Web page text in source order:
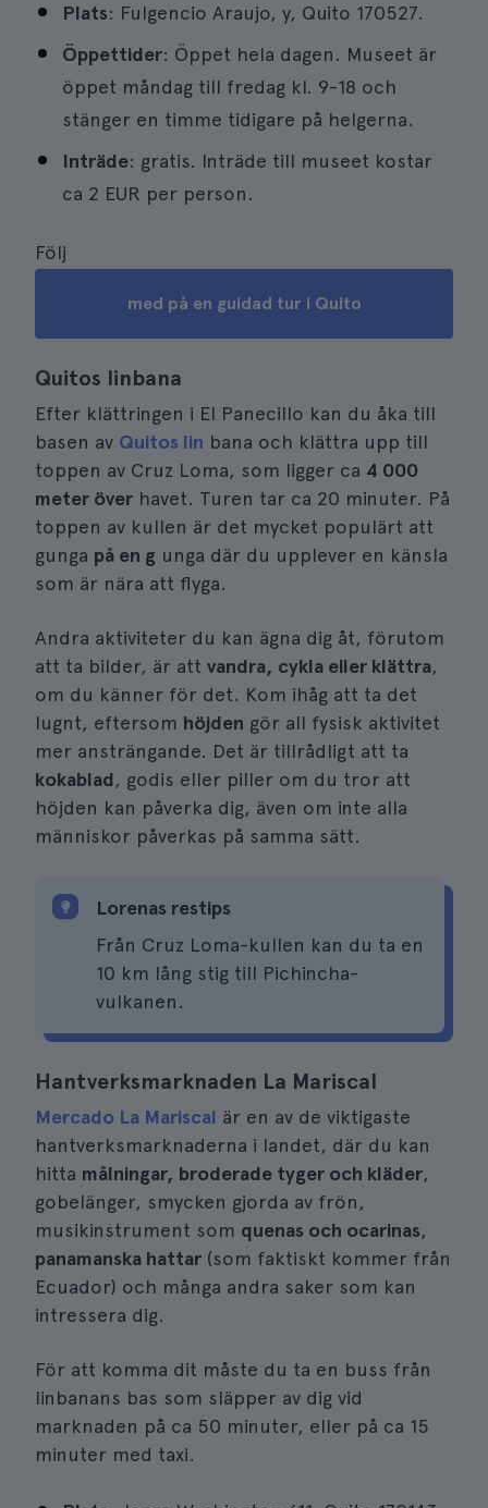
Plats: Fulgencio Araujo, y, Quito 170527.
Öppettider: Öppet hela dagen. Museet är
öppet måndag till fredag kl. 9-18 och
stänger en timme tidigare på helgerna.
Inträde: gratis. Inträde till museet kostar
ca 2 EUR per person.
Följ
med på en guidad tur i Quito
Quitos linbana
Efter klättringen i El Panecillo kan du åka till
basen av Quitos lin bana och klättra upp till
toppen av Cruz Loma, som ligger ca 4 000
meter över havet. Turen tar ca 20 minuter. På
toppen av kullen är det mycket populärt att
gunga på en g unga där du upplever en känsla
som är nära att flyga.
Andra aktiviteter du kan ägna dig åt, förutom
att ta bilder, är att vandra, cykla eller klättra,
om du känner för det. Kom ihåg att ta det
lugnt, eftersom höjden gör all fysisk aktivitet
mer ansträngande. Det är tillrådligt att ta
kokablad, godis eller piller om du tror att
höjden kan påverka dig, även om inte alla
människor påverkas på samma sätt.
Lorenas restips
Från Cruz Loma-kullen kan du ta en
10 km lång stig till Pichincha-
vulkanen.
Hantverksmarknaden La Mariscal
Mercado La Mariscal är en av de viktigaste
hantverksmarknaderna i landet, där du kan
hitta målningar, broderade tyger och kläder,
gobelänger, smycken gjorda av frön,
musikinstrument som quenas och ocarinas,
panamanska hattar (som faktiskt kommer från
Ecuador) och många andra saker som kan
intressera dig.
För att komma dit måste du ta en buss från
linbanans bas som släpper av dig vid
marknaden på ca 50 minuter, eller på ca 15
minuter med taxi.